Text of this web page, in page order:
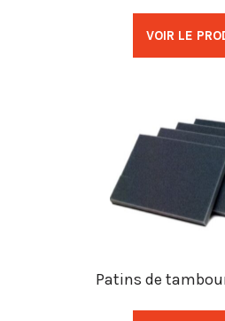
VOIR LE
Patins de